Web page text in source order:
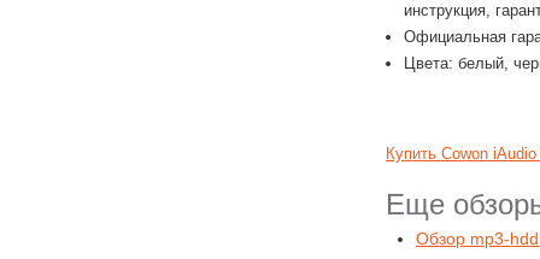
инструкция,
Официальная
Цвета: белый,
Купить Cowon
Еще
Обзор mp3-